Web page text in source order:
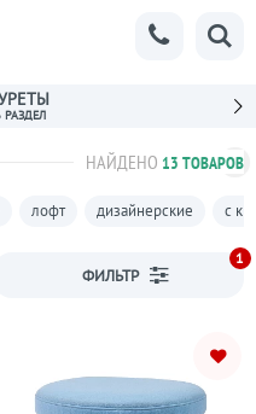
НАЙДЕНО 13 ТОВАРОВ
лофт дизайнерские с
ФИЛЬТР
1